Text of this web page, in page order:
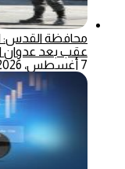
محافظة القدس:
عقب بعد عدوان
7 أغسطس، 2026